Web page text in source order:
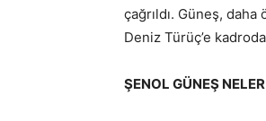
çağrıldı. Güneş, daha
Deniz Türüç’e
ŞENOL GÜNEŞ